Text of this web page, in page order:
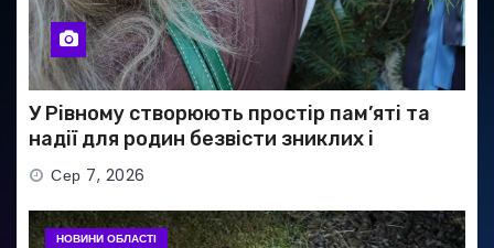
У Рівному створюють простір пам’яті та
надії для родин безвісти зниклих і
полонених військових
Сер 7, 2026
НОВИНИ ОБЛАСТІ